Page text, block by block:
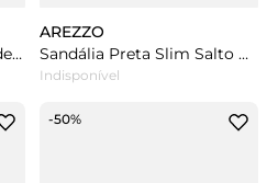
Bolsa Hobo Branca Grande Barbicacho
AREZZO
Sandália Preta Slim Salto Kitten Minimal
Indisponível
-50%